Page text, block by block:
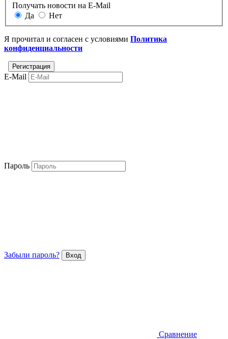
Получать новости на E-Mail
Да
Нет
Я прочитал и согласен с условиями Политика
конфиденциальности
E-Mail
Пароль
Забыли пароль?
Сравнение